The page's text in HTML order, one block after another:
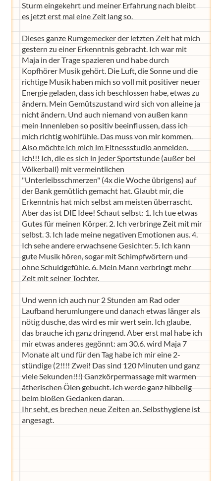
Sturm eingekehrt und meiner Erfahrung nach bleibt
es jetzt erst mal eine Zeit lang so.
Dieses ganze Rumgemecker der letzten Zeit hat mich
gestern zu einer Erkenntnis gebracht. Ich war mit
Maja in der Trage spazieren und habe durch
Kopfhörer Musik gehört. Die Luft, die Sonne und die
richtige Musik haben mich so voll mit positiver neuer
Energie geladen, dass ich beschlossen habe, etwas zu
ändern. Mein Gemütszustand wird sich von alleine ja
nicht ändern. Und auch niemand von außen kann
mein Innenleben so positiv beeinflussen, dass ich
mich richtig wohlfühle. Das muss von mir kommen.
Also möchte ich mich im Fitnessstudio anmelden.
Ich!!! Ich, die es sich in jeder Sportstunde (außer bei
Völkerball) mit vermeintlichen
"Unterleibsschmerzen" (4x die Woche übrigens) auf
der Bank gemütlich gemacht hat. Glaubt mir, die
Erkenntnis hat mich selbst am meisten überrascht.
Aber das ist DIE Idee! Schaut selbst: 1. Ich tue etwas
Gutes für meinen Körper. 2. Ich verbringe Zeit mit mir
selbst. 3. Ich lade meine negativen Emotionen aus. 4.
Ich sehe andere erwachsene Gesichter. 5. Ich kann
gute Musik hören, sogar mit Schimpfwörtern und
ohne Schuldgefühle. 6. Mein Mann verbringt mehr
Zeit mit seiner Tochter.
Und wenn ich auch nur 2 Stunden am Rad oder
Laufband herumlungere und danach etwas länger als
nötig dusche, das wird es mir wert sein. Ich glaube,
das brauche ich ganz dringend. Aber erst mal habe ich
mir etwas anderes gegönnt: am 30.6. wird Maja 7
Monate alt und für den Tag habe ich mir eine 2-
stündige (2!!!! Zwei! Das sind 120 Minuten und ganz
viele Sekunden!!!) Ganzkörpermassage mit warmen
ätherischen Ölen gebucht. Ich werde ganz hibbelig
beim bloßen Gedanken daran.
Ihr seht, es brechen neue Zeiten an. Selbsthygiene ist
angesagt.